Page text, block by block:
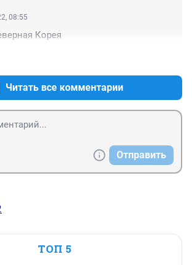
08:55
Корея
Читать все комментарии
Отправить
ТОП 5